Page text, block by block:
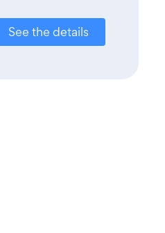
See the details